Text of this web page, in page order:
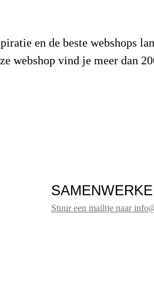
en de beste webshops
webshop vind je meer dan
Stuur een mailtje naar